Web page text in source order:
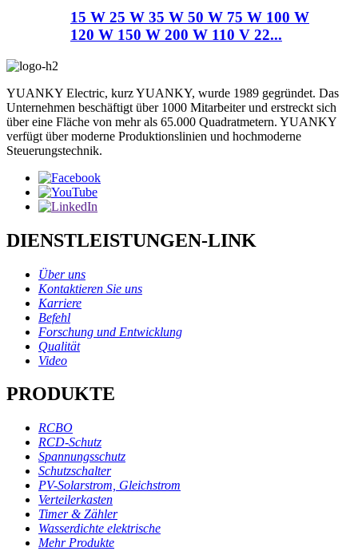
15 W 25 W 35 W 50 W 75 W 100 W
120 W 150 W 200 W 110 V 22...
YUANKY Electric, kurz YUANKY, wurde 1989 gegründet. Das
Unternehmen beschäftigt über 1000 Mitarbeiter und erstreckt sich
über eine Fläche von mehr als 65.000 Quadratmetern. YUANKY
verfügt über moderne Produktionslinien und hochmoderne
Steuerungstechnik.
DIENSTLEISTUNGEN-LINK
Über uns
Kontaktieren Sie uns
Karriere
Befehl
Forschung und Entwicklung
Qualität
Video
PRODUKTE
RCBO
RCD-Schutz
Spannungsschutz
Schutzschalter
PV-Solarstrom, Gleichstrom
Verteilerkasten
Timer & Zähler
Wasserdichte elektrische
Mehr Produkte